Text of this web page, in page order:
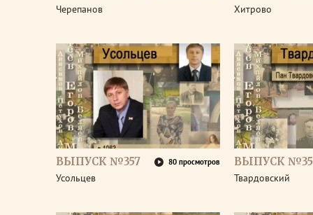
Черепанов Хитрово
ВЫПУСК №357 80 просмотров
Усольцев
ВЫПУСК
Твардовский